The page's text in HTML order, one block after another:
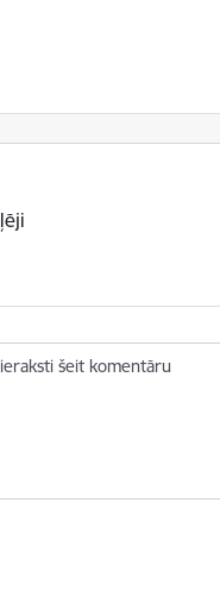
bija noderīga?
šeit komentāru